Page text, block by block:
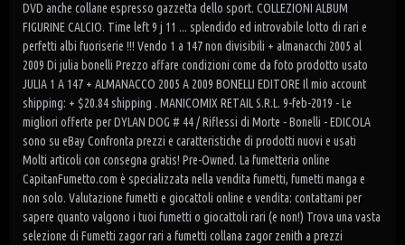
DVD anche collane espresso gazzetta dello sport. COLLEZIONI ALBUM
FIGURINE CALCIO. Time left 9 j 11 ... splendido ed introvabile lotto di rari e
perfetti albi fuoriserie !!! Vendo 1 a 147 non divisibili + almanacchi 2005 al
2009 Di julia bonelli Prezzo affare condizioni come da foto prodotto usato
JULIA 1 A 147 + ALMANACCO 2005 A 2009 BONELLI EDITORE Il mio account
shipping: + $20.84 shipping . MANICOMIX RETAIL S.R.L. 9-feb-2019 - Le
migliori offerte per DYLAN DOG # 44 / Riflessi di Morte - Bonelli - EDICOLA
sono su eBay Confronta prezzi e caratteristiche di prodotti nuovi e usati
Molti articoli con consegna gratis! Pre-Owned. La fumetteria online
CapitanFumetto.com è specializzata nella vendita fumetti, fumetti manga e
non solo. Valutazione fumetti e giocattoli online e vendita: contattami per
sapere quanto valgono i tuoi fumetti o giocattoli rari (e non!) Trova una vasta
selezione di Fumetti zagor rari a fumetti collana zagor zenith a prezzi